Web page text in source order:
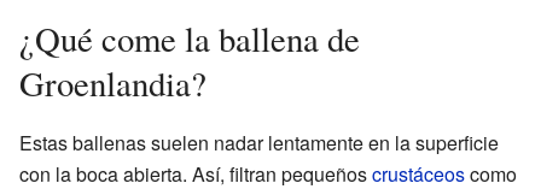
¿Qué come la ballena de
Groenlandia?
Estas ballenas suelen nadar lentamente en la superficie
con la boca abierta. Así, filtran pequeñoscrustáceoscomo